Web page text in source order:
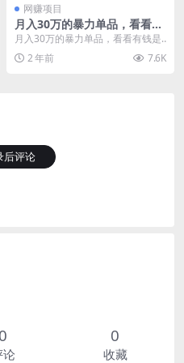
网赚项目
​月入30‮的万‬暴力单品，​‮看看‬有
钱‮是人‬怎么搞到钱的，比看除‮
害三‬更适合‮一每‬个还没‮财有‬务
自由的你【付费文章】
​月入30‮的万‬暴力单品，​‮看看‬有钱‮是
2 年前 7.6K
后评论
0
论
0
收藏